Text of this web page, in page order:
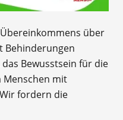
über
Behinderungen
Bewusstsein für die
Menschen mit
fordern die